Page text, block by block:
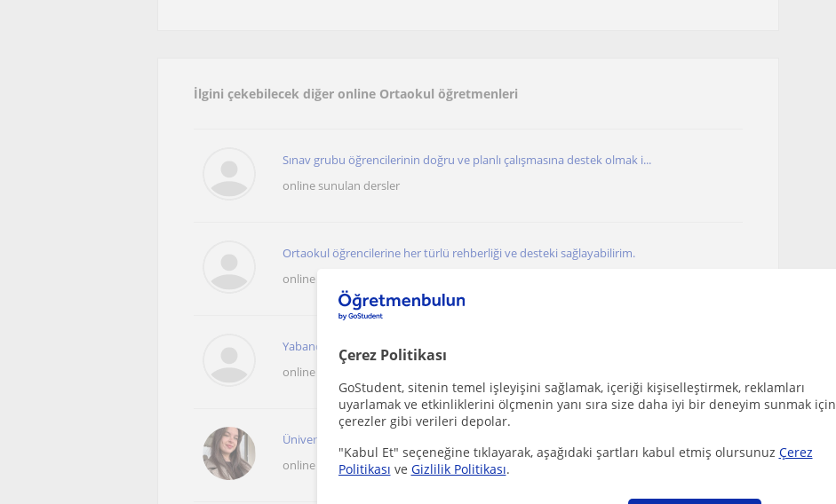
Çerez Politikası
GoStudent, sitenin temel işleyişini sağlamak, içeriği kişiselleştirmek, reklamları
uyarlamak ve etkinliklerini ölçmenin yanı sıra size daha iyi bir deneyim sunmak için
çerezler gibi verileri depolar.
"Kabul Et" seçeneğine tıklayarak, aşağıdaki şartları kabul etmiş olursunuz Çerez
Politikası ve Gizlilik Politikası.
İlgini çekebilecek diğer online Ortaokul öğretmenleri
Sınav grubu öğrencilerinin doğru ve planlı çalışmasına destek olmak i...
online sunulan dersler
Ortaokul öğrencilerine her türlü rehberliği ve desteki sağlayabilirim.
online sunulan dersler
Yabancılara Türkçe öğretiminde kendimi geliştirmek istiyorum. Ayrıca ...
online sunulan dersler
Üniversite öğrencisiyim, derslerde yardımcı ve sabırlı destekçiyim
online sunulan dersler